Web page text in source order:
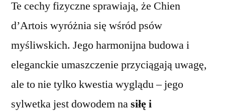
Te cechy fizyczne sprawiają, że Chien
d’Artois wyróżnia się wśród psów
myśliwskich. Jego harmonijna budowa i
eleganckie umaszczenie przyciągają uwagę,
ale to nie tylko kwestia wyglądu – jego
sylwetka jest dowodem nasiłę i